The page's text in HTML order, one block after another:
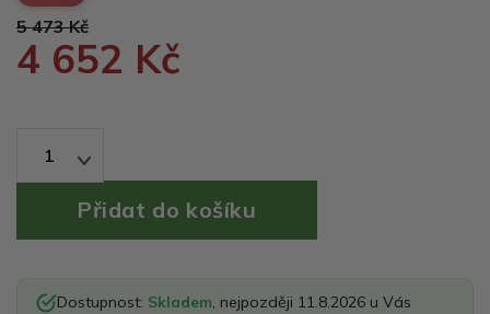
5 473 Kč
4 652 Kč
1
Dostupnost: Skladem, nejpozději 11.8.2026 u Vás